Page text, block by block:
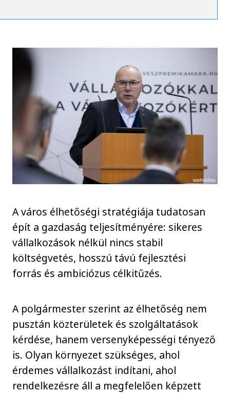
A város élhetőségi stratégiája tudatosan
épít a gazdaság teljesítményére: sikeres
vállalkozások nélkül nincs stabil
költségvetés, hosszú távú fejlesztési
forrás és ambiciózus célkitűzés.
A polgármester szerint az élhetőség nem
pusztán közterületek és szolgáltatások
kérdése, hanem versenyképességi tényező
is. Olyan környezet szükséges, ahol
érdemes vállalkozást indítani, ahol
rendelkezésre áll a megfelelően képzett